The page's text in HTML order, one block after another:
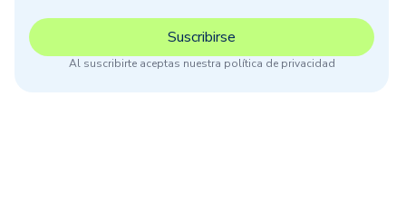
Al suscribirte aceptas nuestra política de privacidad